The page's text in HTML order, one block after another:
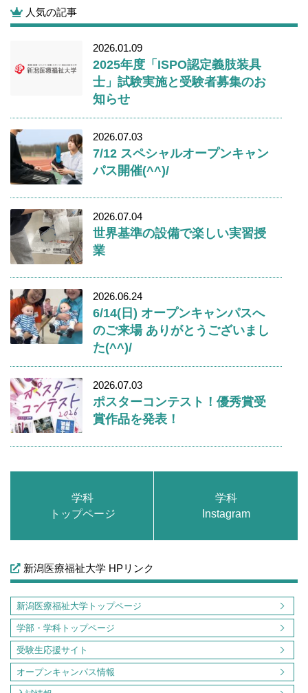
人気の記事
2026.01.09
2025年度「ISPO認定義肢装具
士」試験実施と受験者募集のお
知らせ
2026.07.03
7/12 スペシャルオープンキャン
パス開催(^^)/
2026.07.04
世界基準の設備で楽しい実習授
業
2026.06.24
6/14(日) オープンキャンパスへ
のご来場 ありがとうございまし
た(^^)/
2026.07.03
ポスターコンテスト！優秀賞受
賞作品を発表！
学科
トップページ
学科
Instagram
新潟医療福祉大学 HPリンク
新潟医療福祉大学トップページ
学部・学科トップページ
受験生応援サイト
オープンキャンパス情報